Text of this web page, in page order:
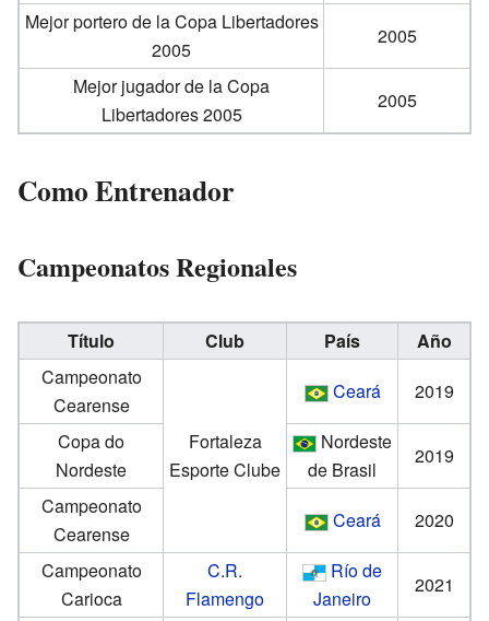
Mejor portero de la Copa Libertadores
2005
2005
Mejor jugador de la Copa
Libertadores 2005
2005
Como Entrenador
Campeonatos Regionales
Título Club País
Año
Campeonato
Cearense
Fortaleza
Esporte Clube
Ceará
2019
Copa do
Nordeste
Nordeste
de Brasil
2019
Campeonato
Cearense
Ceará
2020
Campeonato
Carioca
C.R.
Flamengo
Río de
Janeiro
2021